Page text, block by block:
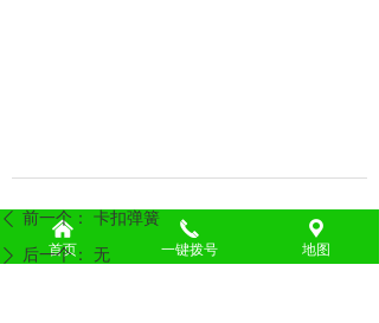
ꄴ 前一个： 卡扣弹簧
ꄲ 后一个： 无
낀
首页
끅
一键拨号
끇
地图